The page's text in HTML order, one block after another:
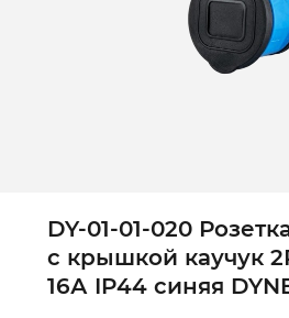
DY-01-01-020
с крышкой каучук
16А IP44 синяя